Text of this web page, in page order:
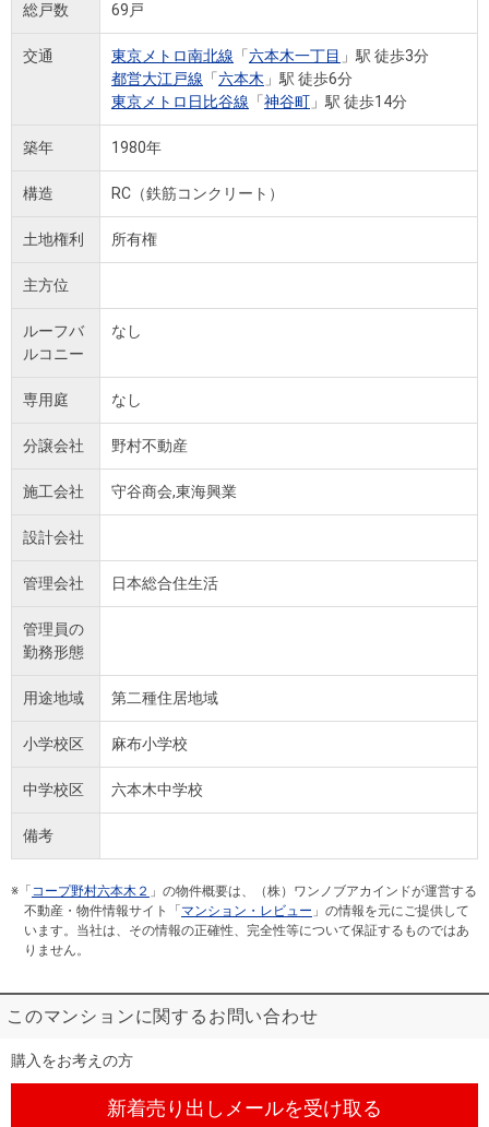
総戸数 69戸
交通 東京メトロ南北線 「六本木一丁目 」駅 徒歩3分
都営大江戸線 「六本木 」駅 徒歩6分
東京メトロ日比谷線 「神谷町 」駅 徒歩14分
築年 1980年
構造 RC（鉄筋コンクリート）
土地権利 所有権
主方位
ルーフバ
ルコニー
なし
専用庭 なし
分譲会社 野村不動産
施工会社 守谷商会,東海興業
設計会社
管理会社 日本総合住生活
管理員の
勤務形態
用途地域 第二種住居地域
小学校区 麻布小学校
中学校区 六本木中学校
備考
※「 コープ野村六本木２ 」の物件概要は、（株）ワンノブアカインドが運営する
不動産・物件情報サイト「 マンション・レビュー 」の情報を元にご提供して
います。当社は、その情報の正確性、完全性等について保証するものではあ
りません。
このマンションに関するお問い合わせ
購入をお考えの方
新着売り出しメールを受け取る